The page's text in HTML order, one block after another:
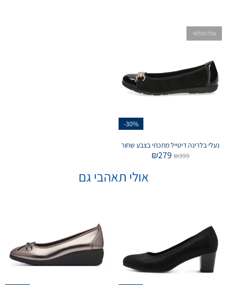
-30%
אזל המלאי
נעלי בלרינה דיטייל מתכתי בצבע שחור
₪399
₪279
אולי תאהבי גם